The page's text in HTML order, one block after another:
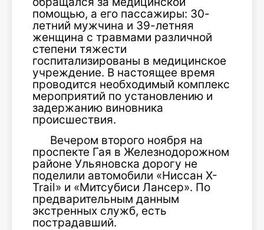
помощью, а его пассажиры: 30-
летний мужчина и 39-летняя
женщина с травмами различной
степени тяжести
госпитализированы в медицинское
учреждение. В настоящее время
проводится необходимый комплекс
мероприятий по установлению и
задержанию виновника
происшествия.
Вечером второго ноября на
проспекте Гая в Железнодорожном
районе Ульяновска дорогу не
поделили автомобили «Ниссан X-
Trail» и «Митсубиси Лансер». По
предварительным данным
экстренных служб, есть
пострадавший.